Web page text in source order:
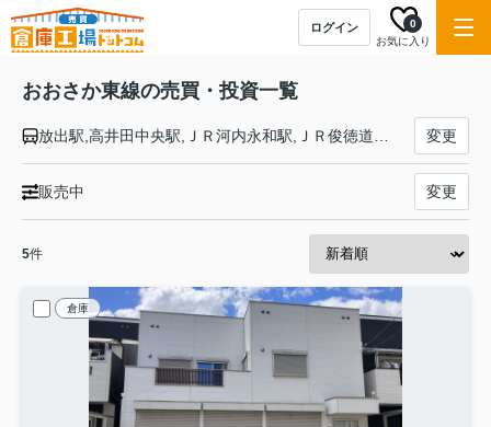
ログイン
お気に入り
0
おおさか東線の売買・投資一覧
変更
販売中 変更
5件
倉庫